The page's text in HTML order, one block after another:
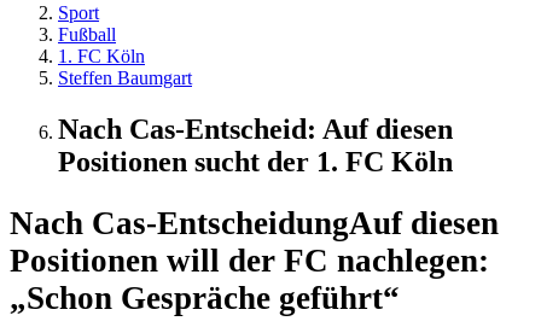
Sport
Fußball
1. FC Köln
Steffen Baumgart
Nach Cas-Entscheid: Auf diesen
Positionen sucht der 1. FC Köln
Nach Cas-EntscheidungAuf diesen
Positionen will der FC nachlegen:
„Schon Gespräche geführt“